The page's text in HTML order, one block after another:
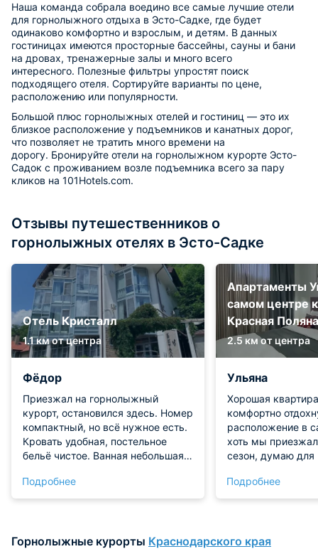
Наша команда собрала воедино все самые лучшие отели
для горнолыжного отдыха в Эсто-Садке, где будет
одинаково комфортно и взрослым, и детям. В данных
гостиницах имеются просторные бассейны, сауны и бани
на дровах, тренажерные залы и много всего
интересного. Полезные фильтры упростят поиск
подходящего отеля. Сортируйте варианты по цене,
расположению или популярности.
Большой плюс горнолыжных отелей и гостиниц — это их
близкое расположение у подъемников и канатных дорог,
что позволяет не тратить много времени на
дорогу. Бронируйте отели на горнолыжном курорте Эсто-
Садок с проживанием возле подъемника всего за пару
кликов на 101Hotels.com.
Отзывы путешественников о
горнолыжных отелях в Эсто-Садке
Отель Кристалл
1.1 км от центра
Фёдор
Приезжал на горнолыжный
курорт, остановился здесь. Номер
компактный, но всё нужное есть.
Кровать удобная, постельное
бельё чистое. Ванная небольшая,
всегда. Вид из окна на горы —
просто огонь, каждое утро
выбор небольшой, но голодным не
Подробнее
Апартаменты
самом центре
Красная Поляна
2.5 км от центра
Ульяна
Хорошая
комфортно
расположение в
хоть мы
сезон, думаю для
подойдет, ведь
рядом с
Подробнее
Горнолыжные курорты Краснодарского края